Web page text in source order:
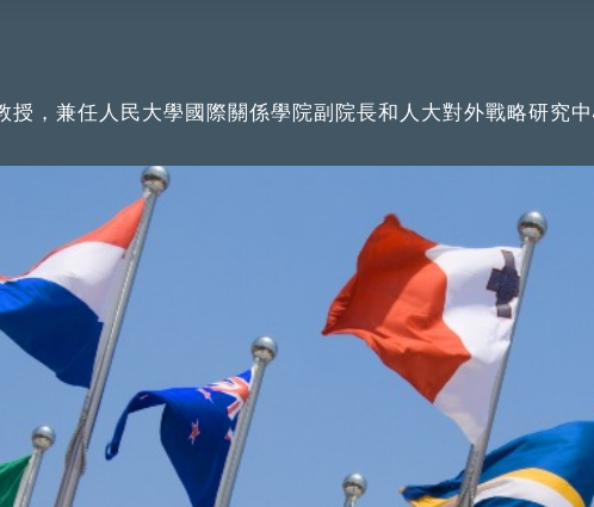
授，兼任人民大學國際關係學院副院長和人大對外戰略研究